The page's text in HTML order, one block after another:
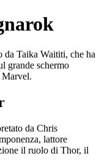
Taika Waititi, che ha
grande schermo
Marvel.
da Chris
lattore
il ruolo di Thor, il